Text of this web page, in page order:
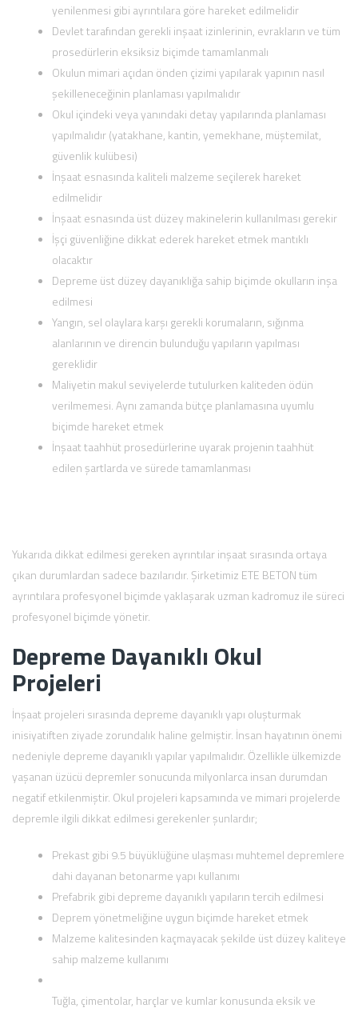
yenilenmesi gibi ayrıntılara göre hareket edilmelidir
Devlet tarafından gerekli inşaat izinlerinin, evrakların ve tüm
prosedürlerin eksiksiz biçimde tamamlanmalı
Okulun mimari açıdan önden çizimi yapılarak yapının nasıl
şekilleneceğinin planlaması yapılmalıdır
Okul içindeki veya yanındaki detay yapılarında planlaması
yapılmalıdır (yatakhane, kantin, yemekhane, müştemilat,
güvenlik kulübesi)
İnşaat esnasında kaliteli malzeme seçilerek hareket
edilmelidir
İnşaat esnasında üst düzey makinelerin kullanılması gerekir
İşçi güvenliğine dikkat ederek hareket etmek mantıklı
olacaktır
Depreme üst düzey dayanıklığa sahip biçimde okulların inşa
edilmesi
Yangın, sel olaylara karşı gerekli korumaların, sığınma
alanlarının ve direncin bulunduğu yapıların yapılması
gereklidir
Maliyetin makul seviyelerde tutulurken kaliteden ödün
verilmemesi. Aynı zamanda bütçe planlamasına uyumlu
biçimde hareket etmek
İnşaat taahhüt prosedürlerine uyarak projenin taahhüt
edilen şartlarda ve sürede tamamlanması
Yukarıda dikkat edilmesi gereken ayrıntılar inşaat sırasında ortaya
çıkan durumlardan sadece bazılarıdır. Şirketimiz ETE BETON tüm
ayrıntılara profesyonel biçimde yaklaşarak uzman kadromuz ile süreci
profesyonel biçimde yönetir.
Depreme Dayanıklı Okul
Projeleri
İnşaat projeleri sırasında depreme dayanıklı yapı oluşturmak
inisiyatiften ziyade zorundalık haline gelmiştir. İnsan hayatının önemi
nedeniyle depreme dayanıklı yapılar yapılmalıdır. Özellikle ülkemizde
yaşanan üzücü depremler sonucunda milyonlarca insan durumdan
negatif etkilenmiştir. Okul projeleri kapsamında ve mimari projelerde
depremle ilgili dikkat edilmesi gerekenler şunlardır;
Prekast gibi 9.5 büyüklüğüne ulaşması muhtemel depremlere
dahi dayanan betonarme yapı kullanımı
Prefabrik gibi depreme dayanıklı yapıların tercih edilmesi
Deprem yönetmeliğine uygun biçimde hareket etmek
Malzeme kalitesinden kaçmayacak şekilde üst düzey kaliteye
sahip malzeme kullanımı
Tuğla, çimentolar, harçlar ve kumlar konusunda eksik ve